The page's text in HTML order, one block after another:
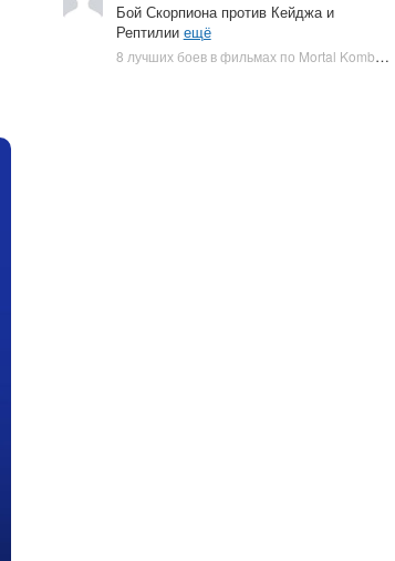
Бой Скорпиона против Кейджа и
Рептилии ещё
8 лучших боев в фильмах по Mortal Kombat: от «Смертельной битвы» до «Мортал Комбат 2» | Plugged In Ru